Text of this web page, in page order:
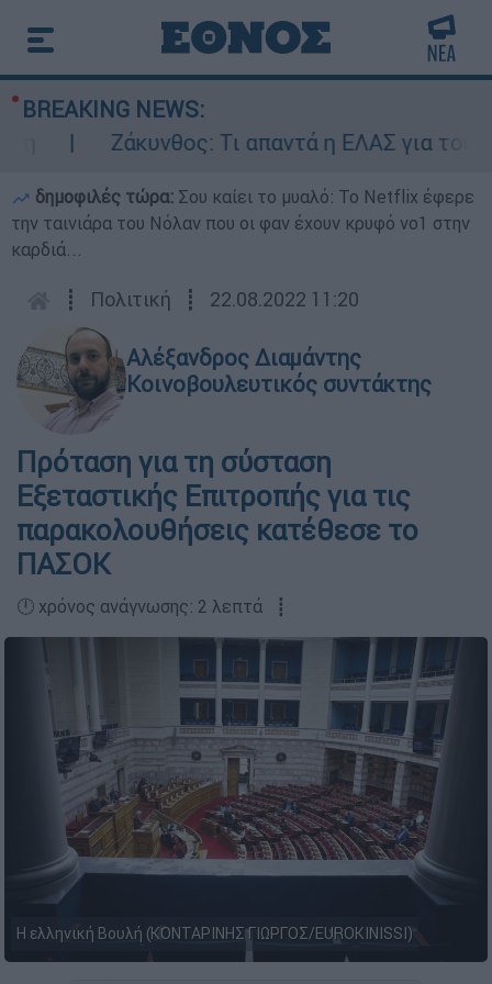
BREAKING NEWS:
Ζάκυνθος: Τι απαντά η ΕΛΑΣ για τους 8
δημοφιλές τώρα: Σου καίει το μυαλό: Το Netflix έφερε
την ταινιάρα του Νόλαν που οι φαν έχουν κρυφό νο1 στην
καρδιά...
┋ Πολιτική ┋ 22.08.2022 11:20
Αλέξανδρος Διαμάντης
Κοινοβουλευτικός συντάκτης
Πρόταση για τη σύσταση
Εξεταστικής Επιτροπής για τις
παρακολουθήσεις κατέθεσε το
ΠΑΣΟΚ
🕛 χρόνος ανάγνωσης: 2 λεπτά ┋
Η ελληνική Βουλή (ΚΟΝΤΑΡΙΝΗΣ ΓΙΩΡΓΟΣ/EUROKINISSI)